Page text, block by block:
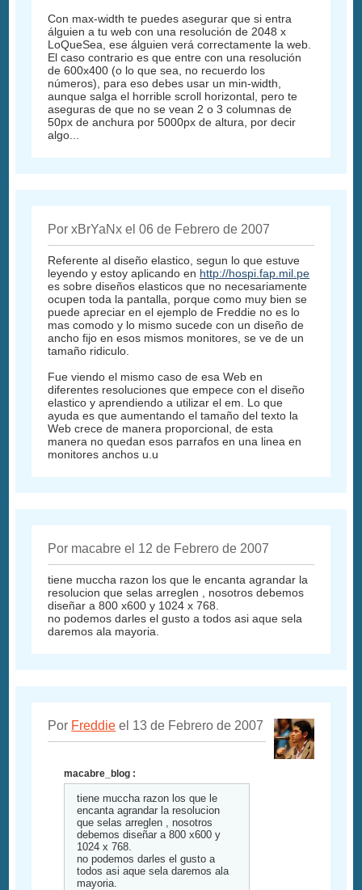
Con max-width te puedes asegurar que si entra
álguien a tu web con una resolución de 2048 x
LoQueSea, ese álguien verá correctamente la web.
El caso contrario es que entre con una resolución
de 600x400 (o lo que sea, no recuerdo los
números), para eso debes usar un min-width,
aunque salga el horrible scroll horizontal, pero te
aseguras de que no se vean 2 o 3 columnas de
50px de anchura por 5000px de altura, por decir
algo...
Por xBrYaNx el 06 de Febrero de 2007
Referente al diseño elastico, segun lo que estuve
leyendo y estoy aplicando en http://hospi.fap.mil.pe
es sobre diseños elasticos que no necesariamente
ocupen toda la pantalla, porque como muy bien se
puede apreciar en el ejemplo de Freddie no es lo
mas comodo y lo mismo sucede con un diseño de
ancho fijo en esos mismos monitores, se ve de un
tamaño ridiculo.
Fue viendo el mismo caso de esa Web en
diferentes resoluciones que empece con el diseño
elastico y aprendiendo a utilizar el em. Lo que
ayuda es que aumentando el tamaño del texto la
Web crece de manera proporcional, de esta
manera no quedan esos parrafos en una linea en
monitores anchos u.u
Por macabre el 12 de Febrero de 2007
tiene muccha razon los que le encanta agrandar la
resolucion que selas arreglen , nosotros debemos
diseñar a 800 x600 y 1024 x 768.
no podemos darles el gusto a todos asi aque sela
daremos ala mayoria.
Por Freddie el 13 de Febrero de 2007
macabre_blog :
tiene muccha razon los que le
encanta agrandar la resolucion
que selas arreglen , nosotros
debemos diseñar a 800 x600 y
1024 x 768.
no podemos darles el gusto a
todos asi aque sela daremos ala
mayoria.